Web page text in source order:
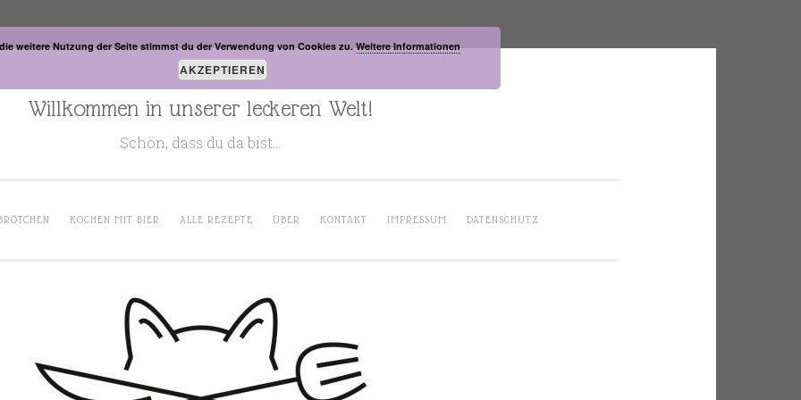
Willkommen in unserer leckeren Welt!
Schön, dass du da bist…
KOCHEN MIT BIER ALLE REZEPTE ÜBER KONTAKT IMPRESSUM DATENSCHUTZ
weitere Nutzung der Seite stimmst du der Verwendung von Cookies zu. Weitere Informationen
AKZEPTIEREN